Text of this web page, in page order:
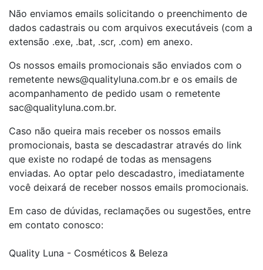
Não enviamos emails solicitando o preenchimento de
dados cadastrais ou com arquivos executáveis (com a
extensão .exe, .bat, .scr, .com) em anexo.
Os nossos emails promocionais são enviados com o
remetente news@qualityluna.com.br e os emails de
acompanhamento de pedido usam o remetente
sac@qualityluna.com.br.
Caso não queira mais receber os nossos emails
promocionais, basta se descadastrar através do link
que existe no rodapé de todas as mensagens
enviadas. Ao optar pelo descadastro, imediatamente
você deixará de receber nossos emails promocionais.
Em caso de dúvidas, reclamações ou sugestões, entre
em contato conosco:
Quality Luna - Cosméticos & Beleza